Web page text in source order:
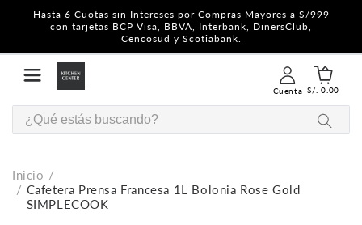
Hasta 6 Cuotas sin Intereses por Compras Mayores a S/999
con tarjetas BCP Visa, BBVA, Interbank, DinersClub,
Cencosud y Scotiabank.
Cuenta S/. 0.00
Inicio
Cafetera Prensa Francesa 1L Bolonia Rose Gold
SIMPLECOOK